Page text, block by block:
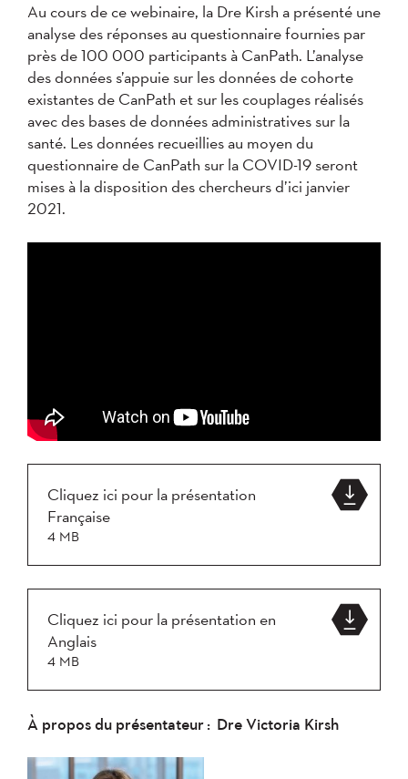
Au cours de ce webinaire, la Dre Kirsh a présenté une
analyse des réponses au questionnaire fournies par
près de 100 000 participants à CanPath. L’analyse
des données s’appuie sur les données de cohorte
existantes de CanPath et sur les couplages réalisés
avec des bases de données administratives sur la
santé. Les données recueillies au moyen du
questionnaire de CanPath sur la COVID-19 seront
mises à la disposition des chercheurs d’ici janvier
2021.
Cliquez ici pour la présentation
Française
4 MB
Cliquez ici pour la présentation en
Anglais
4 MB
À propos du présentateur: Dre Victoria Kirsh